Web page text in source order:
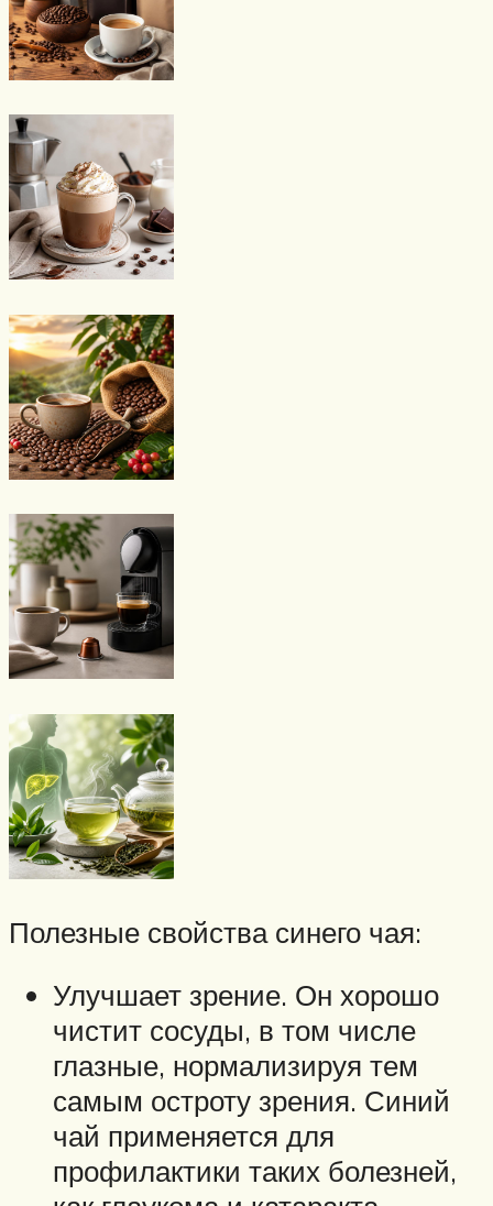
Полезные свойства синего чая:
Улучшает зрение. Он хорошо
чистит сосуды, в том числе
глазные, нормализируя тем
самым остроту зрения. Синий
чай применяется для
профилактики таких болезней,